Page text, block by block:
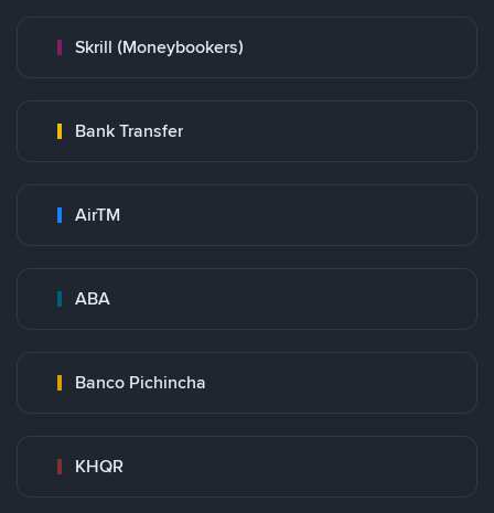
Skrill (Moneybookers)
Bank Transfer
AirTM
ABA
Banco Pichincha
KHQR